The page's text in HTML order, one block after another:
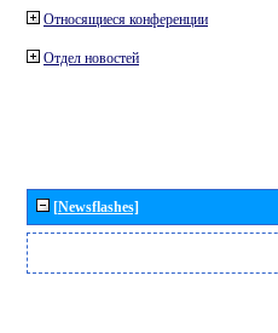
Относящиеся конференции
Отдел новостей
[Newsflashes]